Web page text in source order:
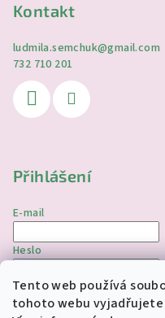
Tento web používá
tohoto webu vyjadřujete
Kontakt
ludmila.semchuk@gmail.com
732 710 201
Přihlášení
E-mail
Heslo
Přihlásit se